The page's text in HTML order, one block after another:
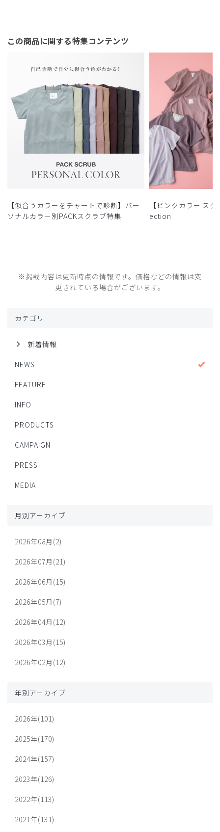
この商品に関する特集コンテンツ
【似合うカラーをチャートで診断】パー
ソナルカラー別PACKスクラブ特集
【ピンクカラー ス
ection
※掲載内容は更新時点の情報です。価格などの情報は変
更されている場合がございます。
カテゴリ
新着情報
NEWS
FEATURE
INFO
PRODUCTS
CAMPAIGN
PRESS
MEDIA
月別アーカイブ
2026年08月(2)
2026年07月(21)
2026年06月(15)
2026年05月(7)
2026年04月(12)
2026年03月(15)
2026年02月(12)
年別アーカイブ
2026年(101)
2025年(170)
2024年(157)
2023年(126)
2022年(113)
2021年(131)